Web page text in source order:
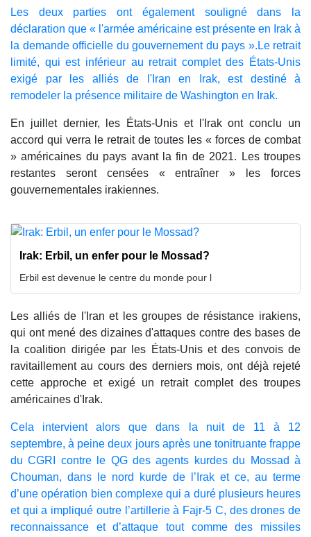
Les deux parties ont également souligné dans la
déclaration que « l'armée américaine est présente en Irak à
la demande officielle du gouvernement du pays ».Le retrait
limité, qui est inférieur au retrait complet des États-Unis
exigé par les alliés de l'Iran en Irak, est destiné à
remodeler la présence militaire de Washington en Irak.
En juillet dernier, les États-Unis et l'Irak ont ​​conclu un
accord qui verra le retrait de toutes les « forces de combat
» américaines du pays avant la fin de 2021. Les troupes
restantes seront censées « entraîner » les forces
gouvernementales irakiennes.
Irak: Erbil, un enfer pour le Mossad?
Erbil est devenue le centre du monde pour l
Les alliés de l'Iran et les groupes de résistance irakiens,
qui ont mené des dizaines d'attaques contre des bases de
la coalition dirigée par les États-Unis et des convois de
ravitaillement au cours des derniers mois, ont déjà rejeté
cette approche et exigé un retrait complet des troupes
américaines d'Irak.
Cela intervient alors que dans la nuit de 11 à 12
septembre, à peine deux jours après une tonitruante frappe
du CGRI contre le QG des agents kurdes du Mossad à
Chouman, dans le nord kurde de l’Irak et ce, au terme
d’une opération bien complexe qui a duré plusieurs heures
et qui a impliqué outre l’artillerie à Fajr-5 C, des drones de
reconnaissance et d’attaque tout comme des missiles